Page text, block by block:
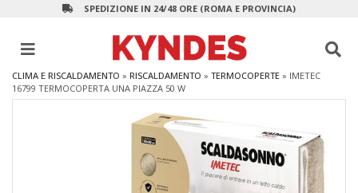
SPEDIZIONE IN 24/48 ORE (ROMA E PROVINCIA)
CLIMA E RISCALDAMENTO » RISCALDAMENTO » TERMOCOPERTE » IMETEC
16799 TERMOCOPERTA UNA PIAZZA 50 W